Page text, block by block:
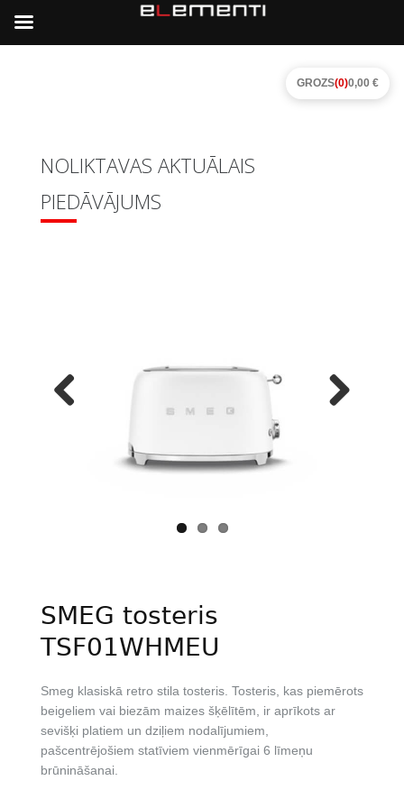
NOLIKTAVAS AKTUĀLAIS
PIEDĀVĀJUMS
SMEG tosteris
TSF01WHMEU
Smeg klasiskā retro stila tosteris. Tosteris, kas piemērots
beigeliem vai biezām maizes šķēlītēm, ir aprīkots ar
sevišķi platiem un dziļiem nodalījumiem,
pašcentrējošiem statīviem vienmērīgai 6 līmeņu
brūnināšanai.
GROZS(0)0,00 €